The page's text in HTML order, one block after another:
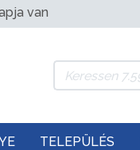
van
TELEPÜLÉS